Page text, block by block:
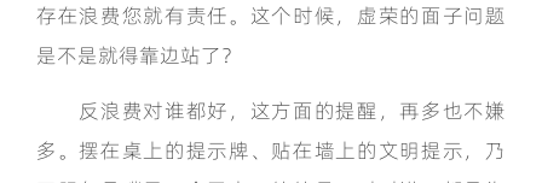
存在浪费您就有责任。这个时候，虚荣的面子问题
是不是就得靠边站了？
反浪费对谁都好，这方面的提醒，再多也不嫌
多。摆在桌上的提示牌、贴在墙上的文明提示，乃